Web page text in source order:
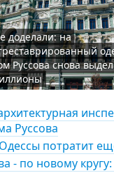
доделали: на
Руссова снова
Руссова
потратит
- по новому